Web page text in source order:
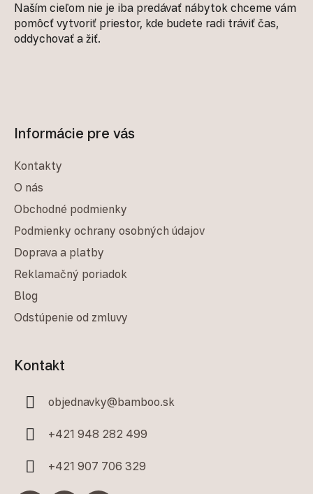
Naším cieľom nie je iba predávať nábytok chceme vám
pomôcť vytvoriť priestor, kde budete radi tráviť čas,
oddychovať a žiť.
Informácie pre vás
Kontakty
O nás
Obchodné podmienky
Podmienky ochrany osobných údajov
Doprava a platby
Reklamačný poriadok
Blog
Odstúpenie od zmluvy
Kontakt
objednavky@bamboo.sk
+421 948 282 499
+421 907 706 329